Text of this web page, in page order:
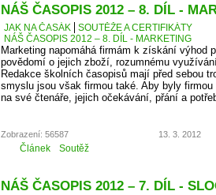
NÁŠ ČASOPIS 2012 – 8. DÍL -
JAK NA ČASÁK
SOUTĚŽE A CERTIFIKÁTY
NÁŠ ČASOPIS 2012 – 8. DÍL - MARKETING
Marketing napomáhá firmám k získání výhod
povědomí o jejich zboží, rozumnému
Redakce školních časopisů mají před sebou
smyslu jsou však firmou také. Aby byly
na své čtenáře, jejich očekávání, přání a
Zobrazení: 56587 13. 3. 2012
Článek Soutěž
NÁŠ ČASOPIS 2012 – 7. DÍL -